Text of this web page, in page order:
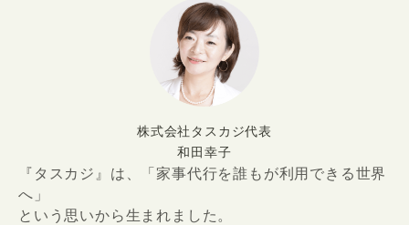
株式会社タスカジ代表
和田幸子
『タスカジ』は、「家事代行を誰もが利用できる世界
へ」
という思いから生まれました。